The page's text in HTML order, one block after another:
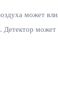
может
Детектор